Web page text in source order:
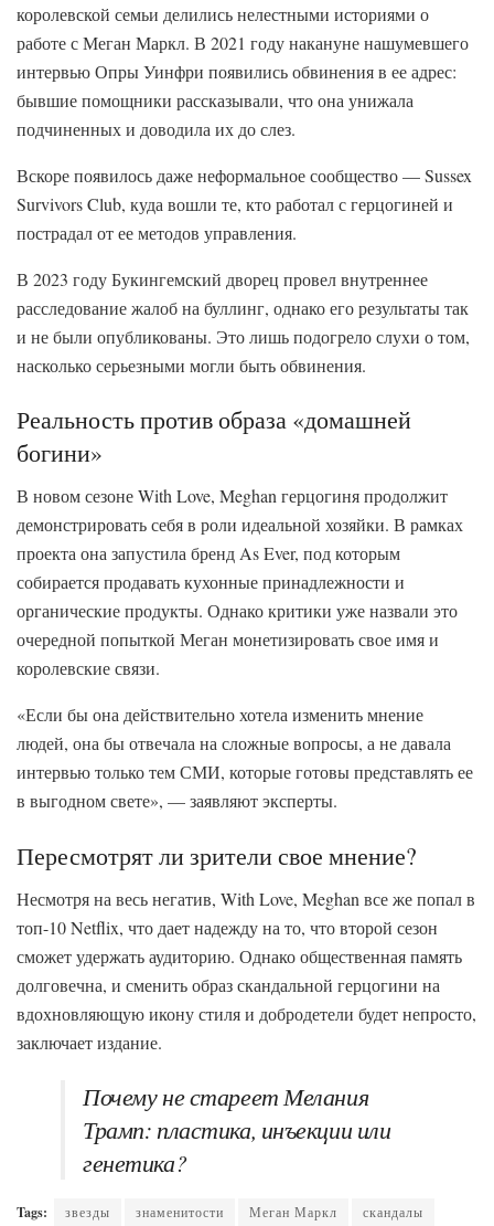
королевской семьи делились нелестными историями о
работе с Меган Маркл. В 2021 году накануне нашумевшего
интервью Опры Уинфри появились обвинения в ее адрес:
бывшие помощники рассказывали, что она унижала
подчиненных и доводила их до слез.
Вскоре появилось даже неформальное сообщество — Sussex
Survivors Club, куда вошли те, кто работал с герцогиней и
пострадал от ее методов управления.
В 2023 году Букингемский дворец провел внутреннее
расследование жалоб на буллинг, однако его результаты так
и не были опубликованы. Это лишь подогрело слухи о том,
насколько серьезными могли быть обвинения.
Реальность против образа «домашней
богини»
В новом сезоне With Love, Meghan герцогиня продолжит
демонстрировать себя в роли идеальной хозяйки. В рамках
проекта она запустила бренд As Ever, под которым
собирается продавать кухонные принадлежности и
органические продукты. Однако критики уже назвали это
очередной попыткой Меган монетизировать свое имя и
королевские связи.
«Если бы она действительно хотела изменить мнение
людей, она бы отвечала на сложные вопросы, а не давала
интервью только тем СМИ, которые готовы представлять ее
в выгодном свете», — заявляют эксперты.
Пересмотрят ли зрители свое мнение?
Несмотря на весь негатив, With Love, Meghan все же попал в
топ-10 Netflix, что дает надежду на то, что второй сезон
сможет удержать аудиторию. Однако общественная память
долговечна, и сменить образ скандальной герцогини на
вдохновляющую икону стиля и добродетели будет непросто,
заключает издание.
Почему не стареет Мелания
Трамп: пластика, инъекции или
генетика?
Tags: звезды знаменитости Меган Маркл скандалы